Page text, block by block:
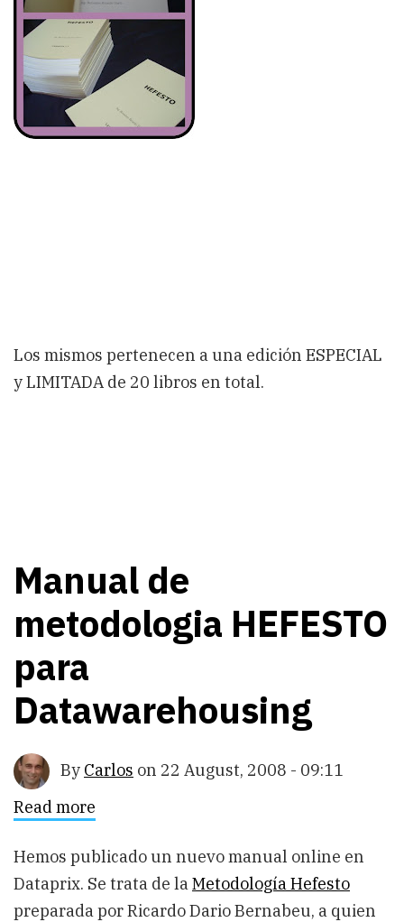
Los mismos pertenecen a una edición ESPECIAL
y LIMITADA de 20 libros en total.
Manual de
metodologia HEFESTO
para
Datawarehousing
By Carlos on 22 August, 2008 - 09:11
Read more
metodologia
HEFESTO
para
Datawarehousing
Hemos publicado un nuevo manual online en
Dataprix. Se trata de laMetodología Hefesto
preparada por Ricardo Dario Bernabeu, a quien